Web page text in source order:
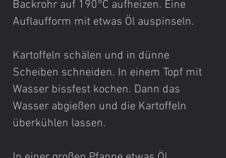
Backrohr auf 190°C aufheizen. Eine
Auflaufform mit etwas Öl auspinseln.
Kartoffeln schälen und in dünne
Scheiben schneiden. In einem Topf mit
Wasser bissfest kochen. Dann das
Wasser abgießen und die Kartoffeln
überkühlen lassen.